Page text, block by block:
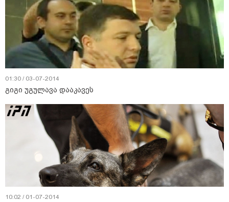
01:30 / 03-07-2014
გიგი უგულავა დააკავეს
10:02 / 01-07-2014